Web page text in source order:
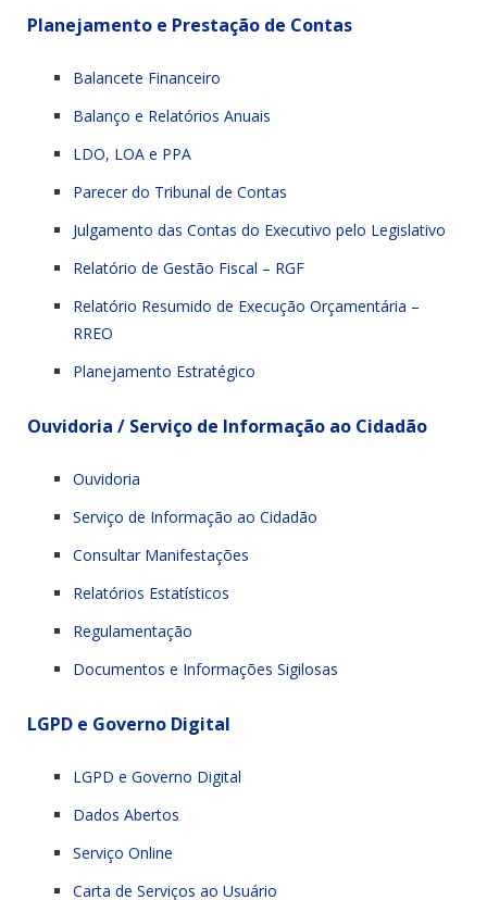
Planejamento e Prestação de Contas
Balancete Financeiro
Balanço e Relatórios Anuais
LDO, LOA e PPA
Parecer do Tribunal de Contas
Julgamento das Contas do Executivo pelo Legislativo
Relatório de Gestão Fiscal – RGF
Relatório Resumido de Execução Orçamentária –
RREO
Planejamento Estratégico
Ouvidoria / Serviço de Informação ao Cidadão
Ouvidoria
Serviço de Informação ao Cidadão
Consultar Manifestações
Relatórios Estatísticos
Regulamentação
Documentos e Informações Sigilosas
LGPD e Governo Digital
LGPD e Governo Digital
Dados Abertos
Serviço Online
Carta de Serviços ao Usuário